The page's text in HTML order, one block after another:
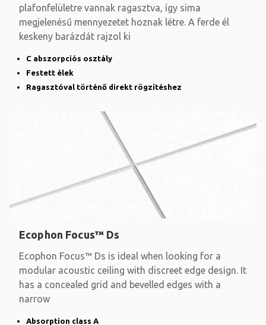
plafonfelületre vannak ragasztva, így sima
megjelenésű mennyezetet hoznak létre. A ferde él
keskeny barázdát rajzol ki
C abszorpciós osztály
Festett élek
Ragasztóval történő direkt rögzítéshez
Ecophon Focus™ Ds
Ecophon Focus™ Ds is ideal when looking for a
modular acoustic ceiling with discreet edge design. It
has a concealed grid and bevelled edges with a
narrow
Absorption class A